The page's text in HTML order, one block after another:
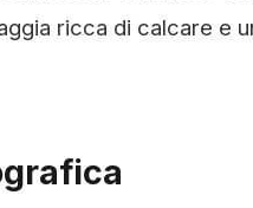
ricca di calcare e